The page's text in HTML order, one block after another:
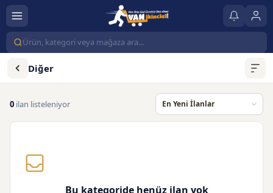
Diğer
0 ilan listeleniyor
Bu kategoride henüz ilan yok